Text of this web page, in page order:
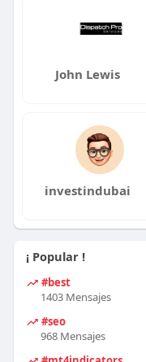
John Lewis
investindubai
¡ Popular !
#best
1403 Mensajes
#seo
968 Mensajes